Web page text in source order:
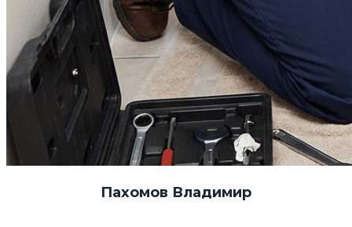
Пахомов Владимир